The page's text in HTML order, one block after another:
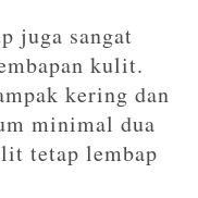
juga sangat
kulit.
kering dan
minimal dua
tetap lembap